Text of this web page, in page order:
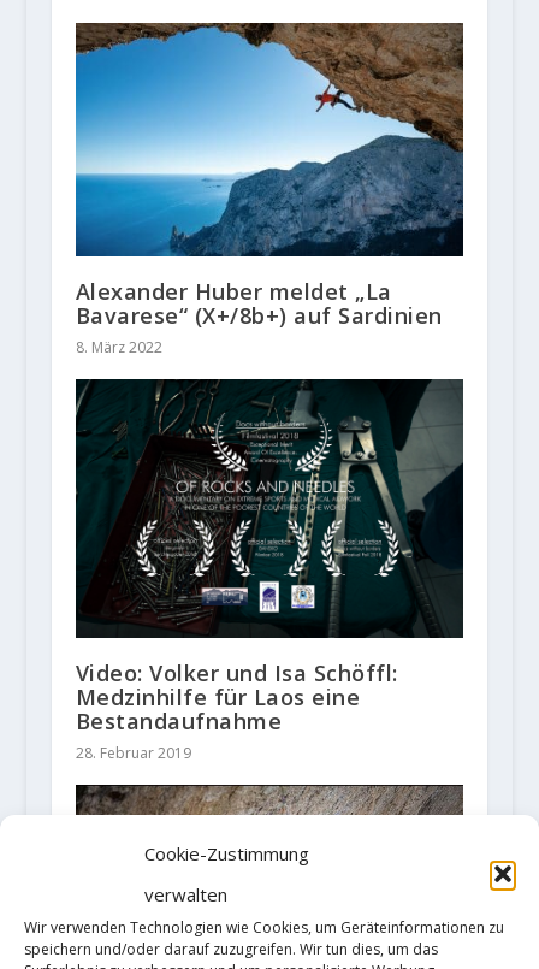
Cookie-Zustimmung
verwalten
Wir verwenden Technologien wie Cookies, um Geräteinformationen zu
speichern und/oder darauf zuzugreifen. Wir tun dies, um das
Alexander Huber meldet „La
Bavarese“ (X+/8b+) auf Sardinien
8. März 2022
Video: Volker und Isa Schöffl:
Medzinhilfe für Laos eine
Bestandaufnahme
28. Februar 2019